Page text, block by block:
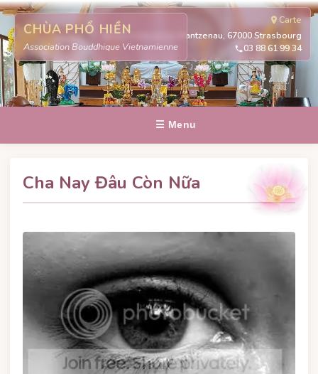
CHÙA PHỔ HIỀN
Association Bouddhique Vietnamienne
Carte
311 route de la Wantzenau, 67000 Strasbourg
03 88 61 99 34
☰ Menu
Cha Nay Đâu Còn Nữa